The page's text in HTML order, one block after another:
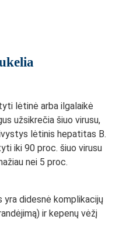
lėtinė arba ilgalaikė
užsikrečia šiuo virusu,
lėtinis hepatitas B.
iki 90 proc. šiuo virusu
nei 5 proc.
didesnė komplikacijų
ir kepenų vėžį